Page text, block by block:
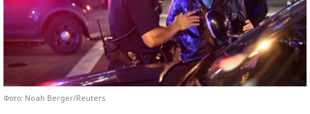
Фото: Noah Berger/Reuters